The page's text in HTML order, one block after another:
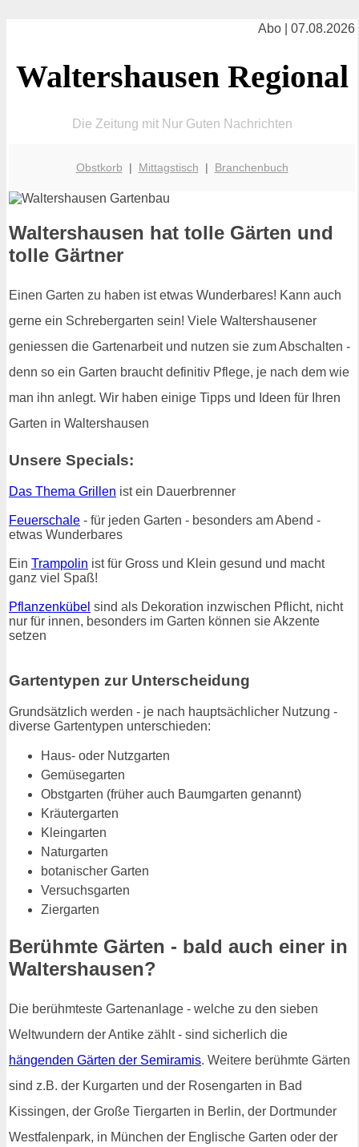
Abo | 07.08.2026
Waltershausen Regional
Die Zeitung mit Nur Guten Nachrichten
Obstkorb | Mittagstisch | Branchenbuch
Waltershausen hat tolle Gärten und
tolle Gärtner
Einen Garten zu haben ist etwas Wunderbares! Kann auch
gerne ein Schrebergarten sein! Viele Waltershausener
geniessen die Gartenarbeit und nutzen sie zum Abschalten -
denn so ein Garten braucht definitiv Pflege, je nach dem wie
man ihn anlegt. Wir haben einige Tipps und Ideen für Ihren
Garten in Waltershausen
Unsere Specials:
Das Thema Grillen ist ein Dauerbrenner
Feuerschale - für jeden Garten - besonders am Abend -
etwas Wunderbares
Ein Trampolin ist für Gross und Klein gesund und macht
ganz viel Spaß!
Pflanzenkübel sind als Dekoration inzwischen Pflicht, nicht
nur für innen, besonders im Garten können sie Akzente
setzen
Gartentypen zur Unterscheidung
Grundsätzlich werden - je nach hauptsächlicher Nutzung -
diverse Gartentypen unterschieden:
Haus- oder Nutzgarten
Gemüsegarten
Obstgarten (früher auch Baumgarten genannt)
Kräutergarten
Kleingarten
Naturgarten
botanischer Garten
Versuchsgarten
Ziergarten
Berühmte Gärten - bald auch einer in
Waltershausen?
Die berühmteste Gartenanlage - welche zu den sieben
Weltwundern der Antike zählt - sind sicherlich die
hängenden Gärten der Semiramis. Weitere berühmte Gärten
sind z.B. der Kurgarten und der Rosengarten in Bad
Kissingen, der Große Tiergarten in Berlin, der Dortmunder
Westfalenpark, in München der Englische Garten oder der